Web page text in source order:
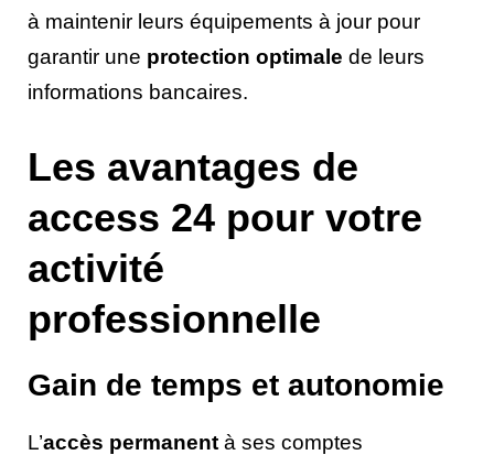
à maintenir leurs équipements à jour pour
garantir une protection optimale de leurs
informations bancaires.
Les avantages de
access 24 pour votre
activité
professionnelle
Gain de temps et autonomie
L’accès permanent à ses comptes